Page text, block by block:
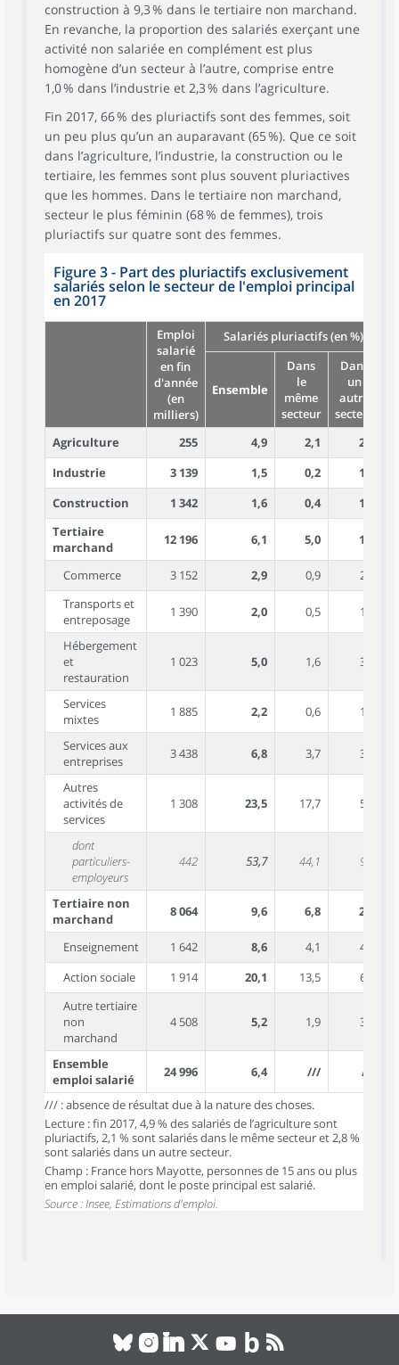
construction à 9,3 % dans le tertiaire non marchand.
En revanche, la proportion des salariés exerçant une
activité non salariée en complément est plus
homogène d’un secteur à l’autre, comprise entre
1,0 % dans l’industrie et 2,3 % dans l’agriculture.
Fin 2017, 66 % des pluriactifs sont des femmes, soit
un peu plus qu’un an auparavant (65 %). Que ce soit
dans l’agriculture, l’industrie, la construction ou le
tertiaire, les femmes sont plus souvent pluriactives
que les hommes. Dans le tertiaire non marchand,
secteur le plus féminin (68 % de femmes), trois
pluriactifs sur quatre sont des femmes.
Figure 3 - Part des pluriactifs exclusivement
salariés selon le secteur de l'emploi principal
en 2017
Emploi
salarié
en fin
d'année
(en
milliers)
Salariés pluriactifs (en %)
Ensemble
Dans
le
même
secteur
Dans
un
autre
secteur
Agriculture
255 4,9 2,1
2,8
Industrie
3 139 1,5 0,2
1,3
Construction
1 342 1,6 0,4
1,2
Tertiaire
marchand
12 196 6,1 5,0 1,1
Commerce 3 152 2,9 0,9
2,0
Transports et
entreposage
1 390 2,0 0,5 1,5
Hébergement
et
restauration
1 023 5,0 1,6 3,4
Services
mixtes
1 885 2,2 0,6 1,6
Services aux
entreprises
3 438 6,8 3,7 3,1
Autres
activités de
services
1 308 23,5 17,7 5,8
dont
particuliers-
employeurs
442 53,7 44,1 9,4
Tertiaire non
marchand
8 064 9,6 6,8 2,8
Enseignement 1 642 8,6 4,1
4,5
Action sociale
1 914 20,1 13,5
6,6
Autre tertiaire
non
marchand
4 508 5,2 1,9 3,3
Ensemble
emploi salarié
24 996 6,4 /// ///
/// : absence de résultat due à la nature des choses.
Lecture : fin 2017, 4,9 % des salariés de l’agriculture sont
pluriactifs, 2,1 % sont salariés dans le même secteur et 2,8 %
sont salariés dans un autre secteur.
Champ : France hors Mayotte, personnes de 15 ans ou plus
en emploi salarié, dont le poste principal est salarié.
Source : Insee, Estimations d'emploi.